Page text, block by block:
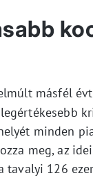
másfél
minden
meg, az
tavalyi 126